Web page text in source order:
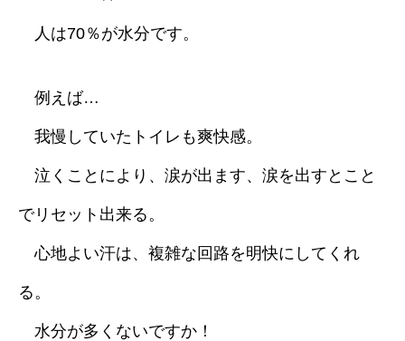
人は70％が水分です。
例えば…
我慢していたトイレも爽快感。
泣くことにより、涙が出ます、涙を出すとこと
でリセット出来る。
心地よい汗は、複雑な回路を明快にしてくれ
る。
水分が多くないですか！